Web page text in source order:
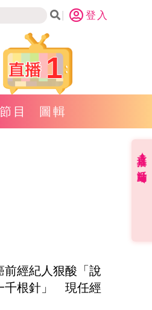
登入
1
節目 圖輯
前經紀人狠酸「說
千根針」　現任經
直播✦活動